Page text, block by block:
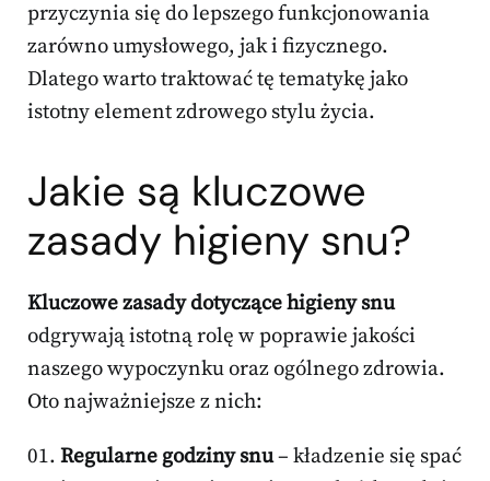
przyczynia się do lepszego funkcjonowania
zarówno umysłowego, jak i fizycznego.
Dlatego warto traktować tę tematykę jako
istotny element zdrowego stylu życia.
Jakie są kluczowe
zasady higieny snu?
Kluczowe zasady dotyczące higieny snu
odgrywają istotną rolę w poprawie jakości
naszego wypoczynku oraz ogólnego zdrowia.
Oto najważniejsze z nich:
Regularne godziny snu– kładzenie się spać